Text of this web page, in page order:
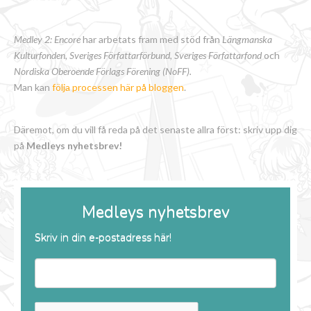
Medley 2: Encorehar arbetats fram med stöd från Längmanska
Kulturfonden, Sveriges Författarförbund, Sveriges Författarfond och
Nordiska Oberoende Förlags Förening (NoFF).
Man kan följa processen här på bloggen.
Däremot, om du vill få reda på det senaste allra först: skriv upp dig
på Medleys nyhetsbrev!
Medleys nyhetsbrev
Skriv in din e-postadress här!